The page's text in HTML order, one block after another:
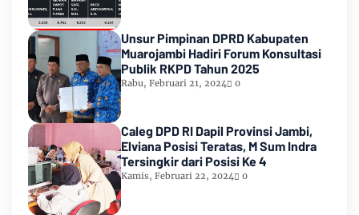
Unsur Pimpinan DPRD Kabupaten
Muarojambi Hadiri Forum Konsultasi
Publik RKPD Tahun 2025
Rabu, Februari 21, 2024 0
Caleg DPD RI Dapil Provinsi Jambi,
Elviana Posisi Teratas, M Sum Indra
Tersingkir dari Posisi Ke 4
Kamis, Februari 22, 2024 0